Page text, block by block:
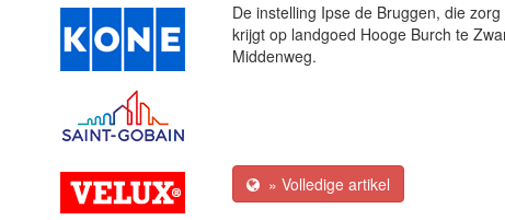
De instelling Ipse de Bruggen, die
krijgt op landgoed Hooge Burch te
Middenweg.
» Volledige artikel